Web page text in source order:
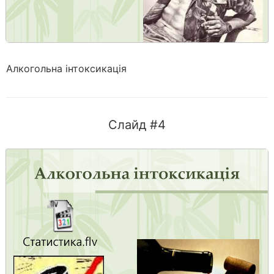
Алкогольна інтоксикація
Слайд #4